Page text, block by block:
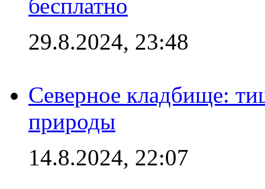
бесплатно
29.8.2024, 23:48
Северное кладбище:
природы
14.8.2024, 22:07